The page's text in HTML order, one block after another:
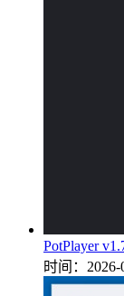
PotPlayer
时间：2026-